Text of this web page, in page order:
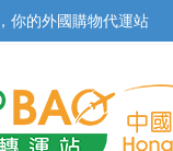
你的外國購物代運站